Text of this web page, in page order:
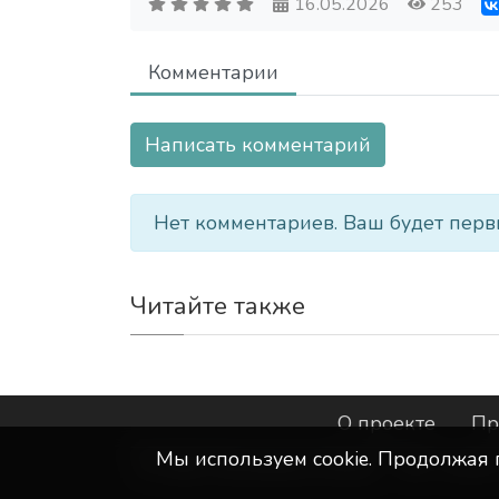
Комментарии
Написать комментарий
Нет комментариев. Ваш будет
Читайте также
О проекте
©ООО "Интернет-Курск"- Все
Мы используем сookie. Продолжая